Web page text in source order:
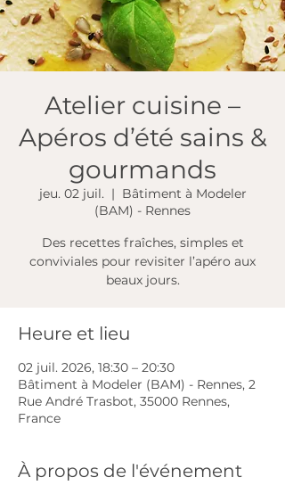
Atelier cuisine –
Apéros d’été sains &
gourmands
jeu. 02 juil.
  |
Bâtiment à Modeler
(BAM) - Rennes
Des recettes fraîches, simples et
conviviales pour revisiter l’apéro aux
beaux jours.
Heure et lieu
02 juil. 2026, 18:30 – 20:30
Bâtiment à Modeler (BAM) - Rennes, 2
Rue André Trasbot, 35000 Rennes,
France
À propos de l'événement